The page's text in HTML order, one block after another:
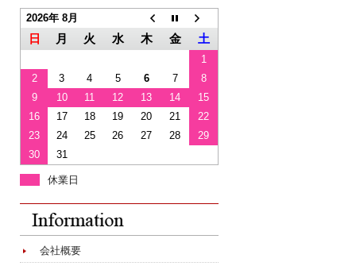
2026年 8月
日 月 火 水 木 金 土
1
2
3 4 5 6 7
8
9
10 11 12 13 14
15
16
17 18 19 20 21
22
23
24 25 26 27 28
29
30
31
休業日
会社概要